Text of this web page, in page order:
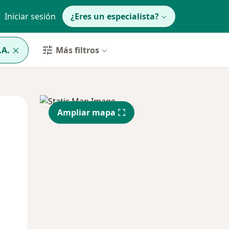
Iniciar sesión ¿Eres un especialista?
Más filtros
Vie
14 Ago
Sáb
15 Ago
Ampliar mapa